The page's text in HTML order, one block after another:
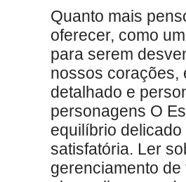
Quanto mais
oferecer, como
para serem
nossos corações,
detalhado e
personagens O
equilíbrio
satisfatória. Ler
gerenciamento